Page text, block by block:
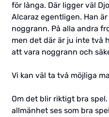
för långa. Där ligger väl
Alcaraz egentligen. Han
noggrann. På alla andra
men det där är ju inte två
att vara noggrann och
Vi kan väl ta två möjliga
Om det blir riktigt bra
allmänhet ses som bra